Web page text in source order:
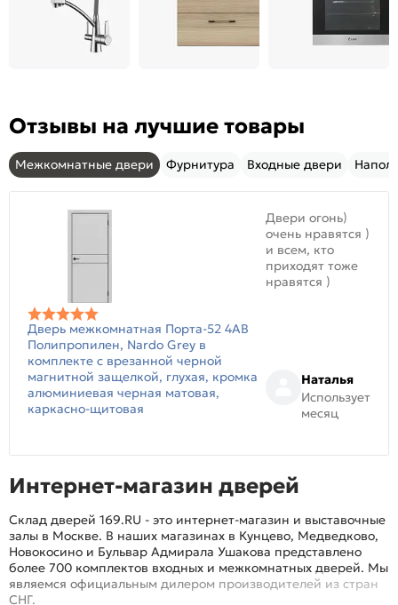
Отзывы на лучшие товары
Межкомнатные двери Фурнитура Входные двери
Дверь межкомнатная Порта-52 4AB
Полипропилен, Nardo Grey в
комплекте с врезанной черной
магнитной защелкой, глухая, кромка
алюминиевая черная матовая,
каркасно-щитовая
Двери огонь)
очень нравятся )
и всем, кто
приходят тоже
нравятся )
Наталья
Использует
месяц
Интернет-магазин дверей
Склад дверей 169.RU - это интернет-магазин и выставочные
залы в Москве. В наших магазинах в Кунцево, Медведково,
Новокосино и Бульвар Адмирала Ушакова представлено
более 700 комплектов входных и межкомнатных дверей. Мы
являемся официальным дилером производителей из стран
СНГ.